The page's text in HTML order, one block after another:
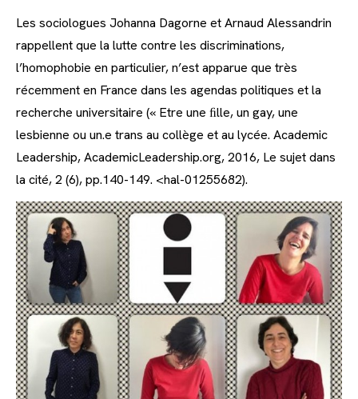
Les sociologues Johanna Dagorne et Arnaud Alessandrin
rappellent que la lutte contre les discriminations,
l’homophobie en particulier, n’est apparue que très
récemment en France dans les agendas politiques et la
recherche universitaire (« Etre une ﬁlle, un gay, une
lesbienne ou un.e trans au collège et au lycée. Academic
Leadership, AcademicLeadership.org, 2016, Le sujet dans
la cité, 2 (6), pp.140-149. <hal-01255682).